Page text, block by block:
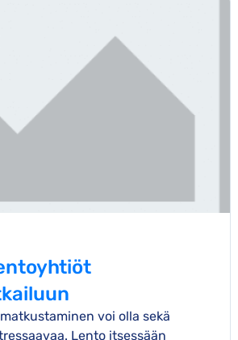
voi olla sekä
Lento itsessään